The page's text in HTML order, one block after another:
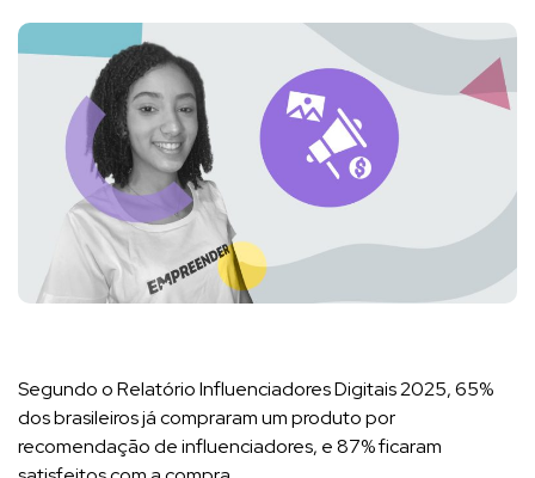
Segundo o Relatório Influenciadores Digitais 2025, 65%
dos brasileiros já compraram um produto por
recomendação de influenciadores, e 87% ficaram